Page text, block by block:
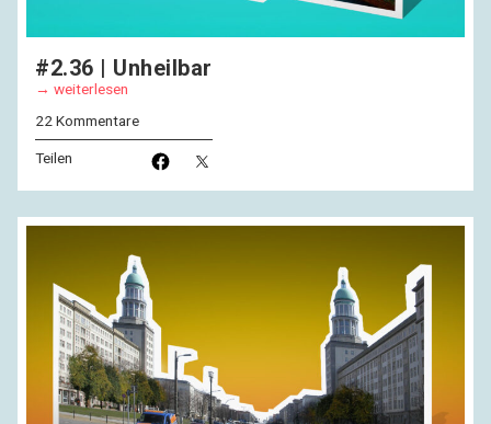
#2.36 | Unheilbar
weiterlesen
22 Kommentare
Teilen